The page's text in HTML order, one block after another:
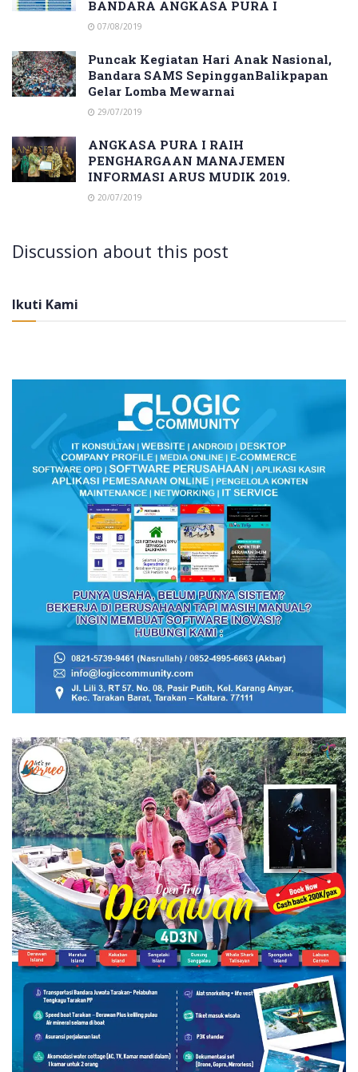
BANDARA ANGKASA PURA I
07/08/2019
Puncak Kegiatan Hari Anak Nasional,
Bandara SAMS SepingganBalikpapan
Gelar Lomba Mewarnai
29/07/2019
ANGKASA PURA I RAIH
PENGHARGAAN MANAJEMEN
INFORMASI ARUS MUDIK 2019.
20/07/2019
Discussion about this post
Ikuti Kami